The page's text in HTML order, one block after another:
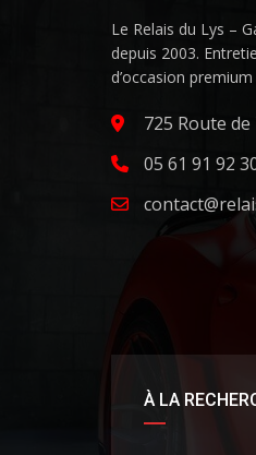
Le Relais du Lys –
depuis 2003.
d’occasion
725 Route
05 61 91 92
À LA